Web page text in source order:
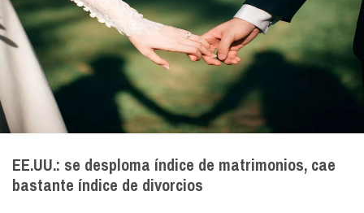
EE.UU.: se desploma índice de matrimonios, cae
bastante índice de divorcios